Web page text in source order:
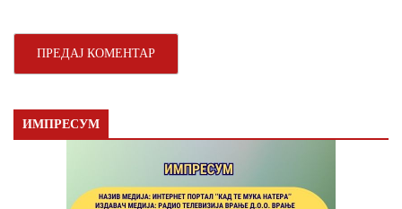
ИМПРЕСУМ